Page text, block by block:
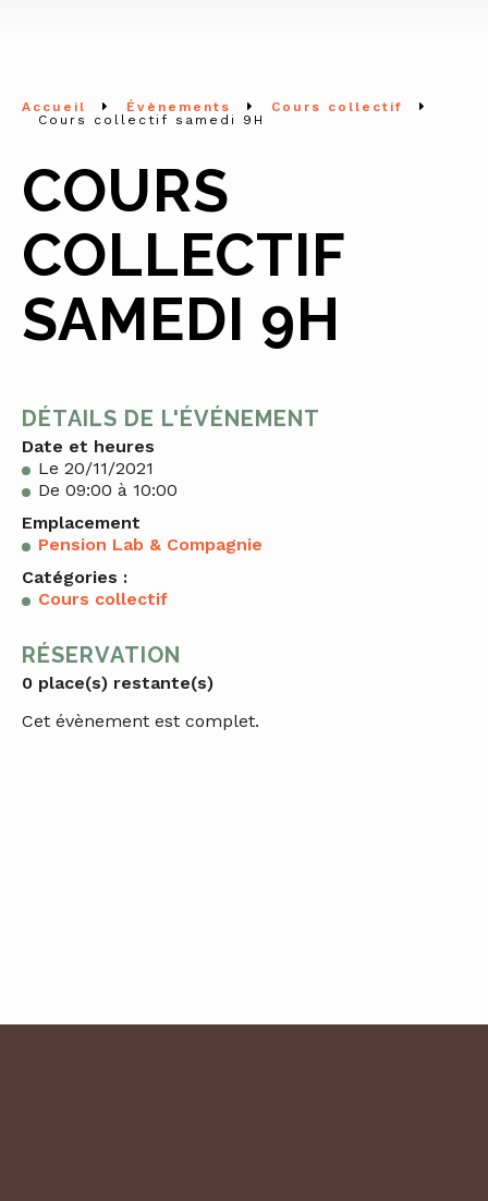
Accueil Évènements
Cours collectif
Cours collectif samedi 9H
COURS
COLLECTIF
SAMEDI 9H
DÉTAILS DE L'ÉVÉNEMENT
Date et heures
Le 20/11/2021
De 09:00 à 10:00
Emplacement
Pension Lab & Compagnie
Catégories :
Cours collectif
RÉSERVATION
0 place(s) restante(s)
Cet évènement est complet.